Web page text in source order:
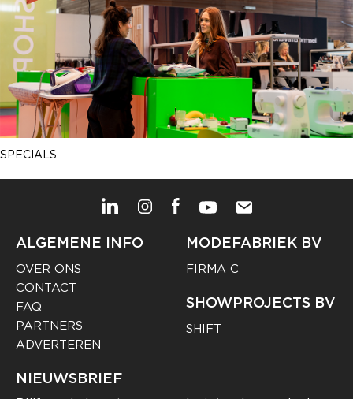
SPECIALS
ALGEMENE INFO
OVER ONS
CONTACT
FAQ
PARTNERS
ADVERTEREN
MODEFABRIEK BV
FIRMA C
SHOWPROJECTS BV
SHIFT
NIEUWSBRIEF